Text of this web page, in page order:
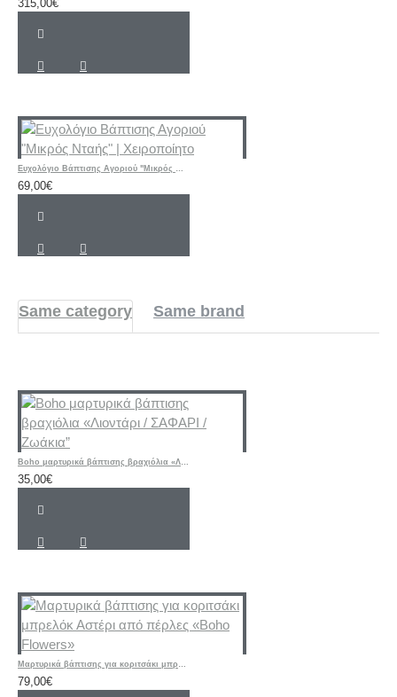
315,00€
69,00€
Same category Same brand
35,00€
79,00€